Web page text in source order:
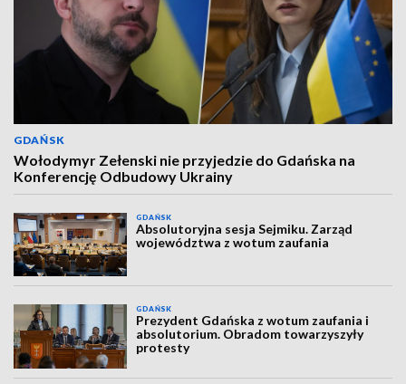
GDAŃSK
Wołodymyr Zełenski nie przyjedzie do Gdańska na
Konferencję Odbudowy Ukrainy
GDAŃSK
Absolutoryjna sesja Sejmiku. Zarząd
województwa z wotum zaufania
GDAŃSK
Prezydent Gdańska z wotum zaufania i
absolutorium. Obradom towarzyszyły
protesty